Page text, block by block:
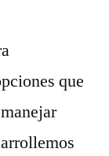
que